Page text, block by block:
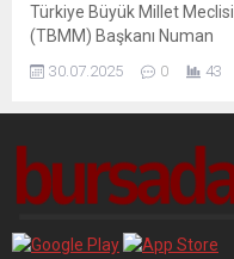
Türkiye Büyük Millet Meclisi
(TBMM) Başkanı Numan
Birleşmiş Milletler (BM)
çalışmalara ilişkin bilgi aldı.
NUMAN KURTULMUŞ
TEMSİLCİLERİNİ ZİYARET ...
30.07.2025 0 43